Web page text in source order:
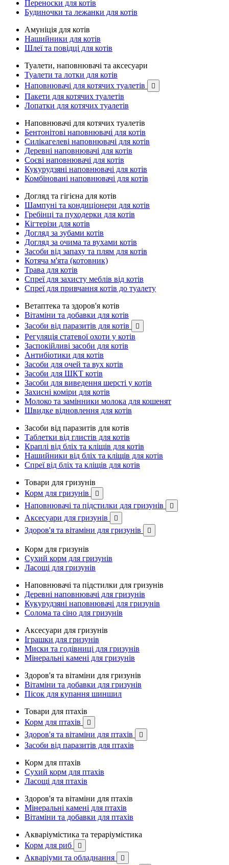
Переноски для котів
Будиночки та лежанки для котів
Амуніція для котів
Нашийники для котів
Шлеї та повідці для котів
Туалети, наповнювачі та аксесуари
Туалети та лотки для котів
Наповнювачі для котячих туалетів

Пакети для котячих туалетів
Лопатки для котячих туалетів
Наповнювачі для котячих туалетів
Бентонітові наповнювачі для котів
Силікагелеві наповнювачі для котів
Деревні наповнювачі для котів
Соєві наповнювачі для котів
Кукурудзяні наповнювачі для котів
Комбіновані наповнювачі для котів
Догляд та гігієна для котів
Шампуні та кондиціонери для котів
Гребінці та пуходерки для котів
Кігтерізи для котів
Догляд за зубами котів
Догляд за очима та вухами котів
Засоби від запаху та плям для котів
Котяча м'ята (котовник)
Трава для котів
Спреї для захисту меблів від котів
Спреї для привчання котів до туалету
Ветаптека та здоров'я котів
Вітаміни та добавки для котів
Засоби від паразитів для котів

Регуляція статевої охоти у котів
Заспокійливі засоби для котів
Антибіотики для котів
Засоби для очей та вух котів
Засоби для ШКТ котів
Засоби для виведення шерсті у котів
Захисні коміри для котів
Молоко та замінники молока для кошенят
Швидке відновлення для котів
Засоби від паразитів для котів
Таблетки від глистів для котів
Краплі від бліх та кліщів для котів
Нашийники від бліх та кліщів для котів
Спреї від бліх та кліщів для котів
Товари для гризунів
Корм для гризунів

Наповнювачі та підстилки для гризунів 
Аксесуари для гризунів 
Здоров'я та вітаміни для гризунів 
Корм для гризунів
Сухий корм для гризунів
Ласощі для гризунів
Наповнювачі та підстилки для гризунів
Деревні наповнювачі для гризунів
Кукурудзяні наповнювачі для гризунів
Солома та сіно для гризунів
Аксесуари для гризунів
Іграшки для гризунів
Миски та годівниці для гризунів
Мінеральні камені для гризунів
Здоров'я та вітаміни для гризунів
Вітаміни та добавки для гризунів
Пісок для купання шиншил
Товари для птахів
Корм для птахів

Здоров'я та вітаміни для птахів 
Засоби від паразитів для птахів
Корм для птахів
Сухий корм для птахів
Ласощі для птахів
Здоров'я та вітаміни для птахів
Мінеральні камені для птахів
Вітаміни та добавки для птахів
Акваріумістика та тераріумістика
Корм для риб

Акваріуми та обладнання 